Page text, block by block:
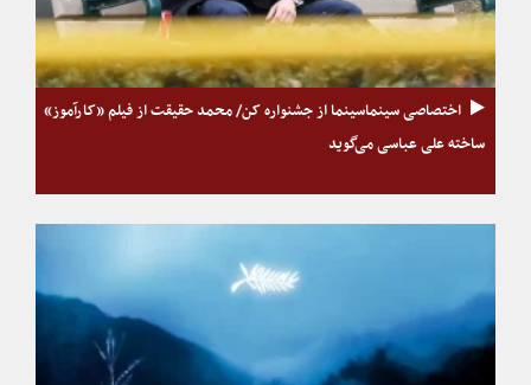
اختصاصی سینماسینما از جشنواره کن/ محمد حقیقت از فیلم «کارآموز»
ساخته علی عباسی می‌گوید